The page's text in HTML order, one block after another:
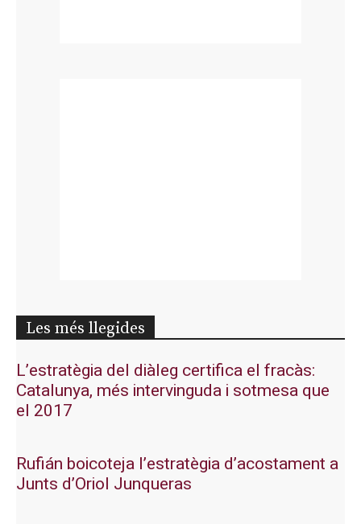
Les més llegides
L’estratègia del diàleg certifica el fracàs:
Catalunya, més intervinguda i sotmesa que
el 2017
Rufián boicoteja l’estratègia d’acostament a
Junts d’Oriol Junqueras